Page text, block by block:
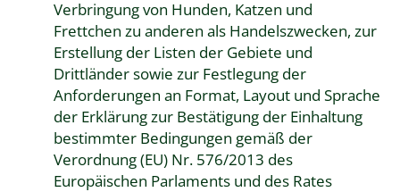
Verbringung von Hunden, Katzen und
Frettchen zu anderen als Handelszwecken, zur
Erstellung der Listen der Gebiete und
Drittländer sowie zur Festlegung der
Anforderungen an Format, Layout und Sprache
der Erklärung zur Bestätigung der Einhaltung
bestimmter Bedingungen gemäß der
Verordnung (EU) Nr. 576/2013 des
Europäischen Parlaments und des Rates